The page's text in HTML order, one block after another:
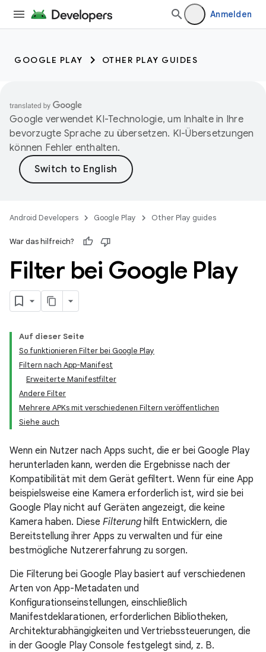
Anmelden
GOOGLE PLAY OTHER PLAY GUIDES
Google verwendet KI-Technologie, um Inhalte in Ihre
bevorzugte Sprache zu übersetzen. KI-Übersetzungen
können Fehler enthalten.
Android Developers Google Play Other Play guides
War das hilfreich?
Filter bei Google Play
Auf dieser Seite
So funktionieren Filter bei Google Play
Filtern nach App-Manifest
Erweiterte Manifestfilter
Andere Filter
Mehrere APKs mit verschiedenen Filtern veröffentlichen
Siehe auch
Wenn ein Nutzer nach Apps sucht, die er bei Google Play
herunterladen kann, werden die Ergebnisse nach der
Kompatibilität mit dem Gerät gefiltert. Wenn für eine App
beispielsweise eine Kamera erforderlich ist, wird sie bei
Google Play nicht auf Geräten angezeigt, die keine
Kamera haben. Diese Filterung hilft Entwicklern, die
Bereitstellung ihrer Apps zu verwalten und für eine
bestmögliche Nutzererfahrung zu sorgen.
Die Filterung bei Google Play basiert auf verschiedenen
Arten von App-Metadaten und
Konfigurationseinstellungen, einschließlich
Manifestdeklarationen, erforderlichen Bibliotheken,
Architekturabhängigkeiten und Vertriebssteuerungen, die
in der Google Play Console festgelegt sind, z. B.